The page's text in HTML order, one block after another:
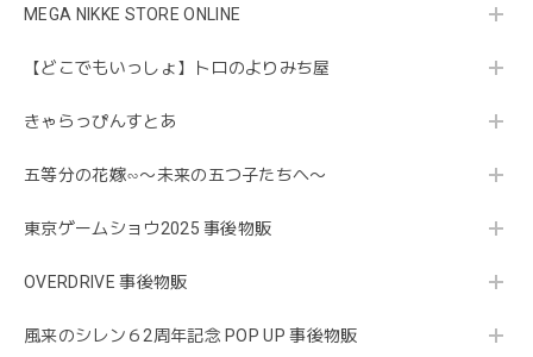
MEGA NIKKE STORE ONLINE
【どこでもいっしょ】トロのよりみち屋
きゃらっぴんすとあ
五等分の花嫁∽〜未来の五つ子たちへ〜
東京ゲームショウ2025 事後物販
OVERDRIVE 事後物販
風来のシレン６2周年記念 POP UP 事後物販